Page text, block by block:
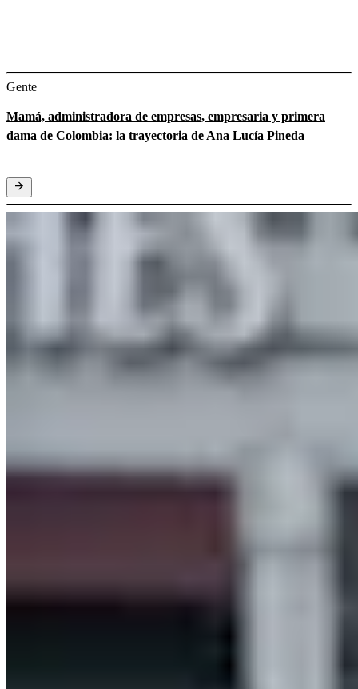
Gente
Mamá, administradora de empresas, empresaria y primera
dama de Colombia: la trayectoria de Ana Lucía Pineda